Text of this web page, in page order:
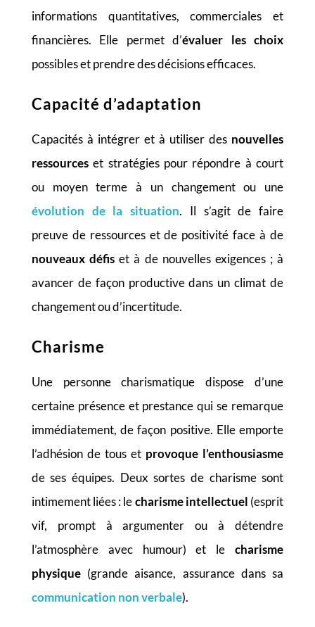
informations quantitatives, commerciales et
financières. Elle permet d’évaluer les choix
possibles et prendre des décisions efficaces.
Capacité d’adaptation
Capacités à intégrer et à utiliser des nouvelles
ressourceset stratégies pour répondre à court
ou moyen terme à un changement ou une
évolution de la situation. Il s’agit de faire
preuve de ressources et de positivité face à de
nouveaux défiset à de nouvelles exigences ; à
avancer de façon productive dans un climat de
changement ou d’incertitude.
Charisme
Une personne charismatique dispose d’une
certaine présence et prestance qui se remarque
immédiatement, de façon positive. Elle emporte
l’adhésion de tous et provoque l’enthousiasme
de ses équipes. Deux sortes de charisme sont
intimement liées : lecharisme intellectuel (esprit
vif, prompt à argumenter ou à détendre
l’atmosphère avec humour) et lecharisme
physique(grande aisance, assurance dans sa
communication non verbale).